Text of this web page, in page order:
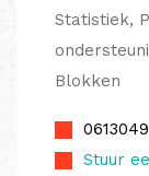
Statistiek,
Blokken
Stuur